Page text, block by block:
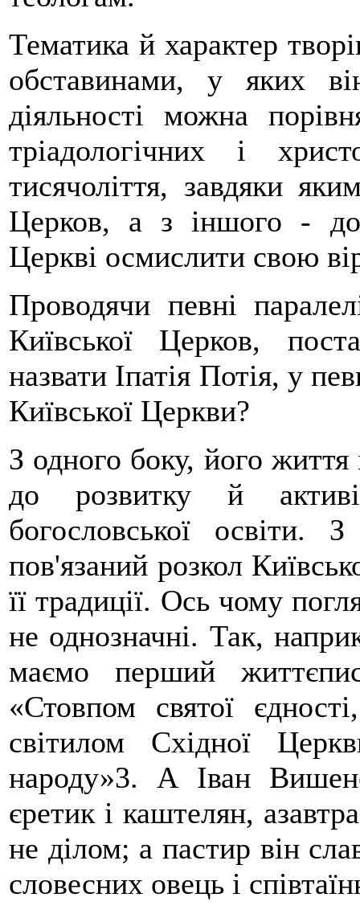
Тематика й характер
обставинами, у яких
діяльності можна
тріадологічних і
тисячоліття, завдяки
Церков, а з іншого -
Церкві осмислити свою
Проводячи певні
Київської Церков,
назвати Іпатія Потія, у
Київської Церкви?
З одного боку, його життя
до розвитку й
богословської
пов'язаний розкол
її традиції. Ось чому
не однозначні. Так,
маємо перший
«Стовпом святої
світилом Східної
народу»3. А Іван
єретик і каштелян,
не ділом; а пастир він
словесних овець і